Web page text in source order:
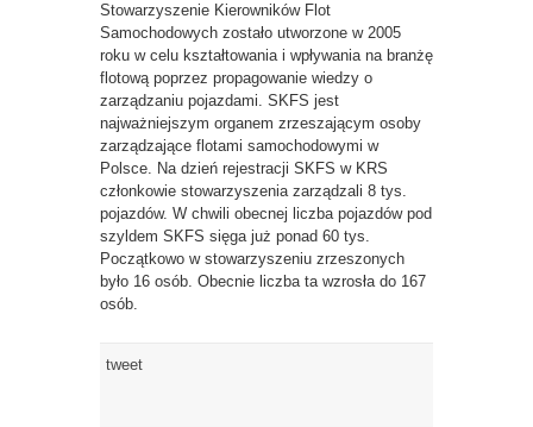
Stowarzyszenie Kierowników Flot
Samochodowych zostało utworzone w 2005
roku w celu kształtowania i wpływania na branżę
flotową poprzez propagowanie wiedzy o
zarządzaniu pojazdami. SKFS jest
najważniejszym organem zrzeszającym osoby
zarządzające flotami samochodowymi w
Polsce. Na dzień rejestracji SKFS w KRS
członkowie stowarzyszenia zarządzali 8 tys.
pojazdów. W chwili obecnej liczba pojazdów pod
szyldem SKFS sięga już ponad 60 tys.
Początkowo w stowarzyszeniu zrzeszonych
było 16 osób. Obecnie liczba ta wzrosła do 167
osób.
tweet